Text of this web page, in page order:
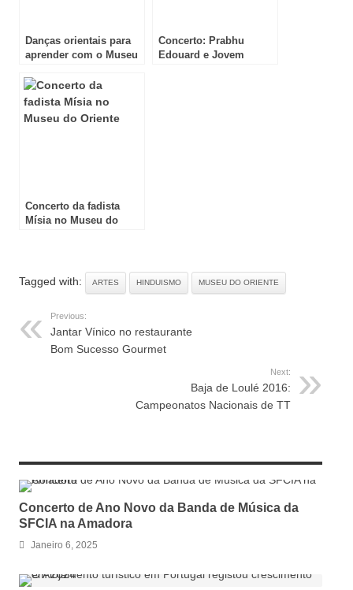
Danças orientais para
aprender com o Museu
Concerto: Prabhu
Edouard e Jovem
Concerto da fadista
Mísia no Museu do
Tagged with: ARTES HINDUISMO MUSEU DO ORIENTE
Previous:
Jantar Vínico no restaurante
Bom Sucesso Gourmet
Next:
Baja de Loulé 2016:
Campeonatos Nacionais de TT
Concerto de Ano Novo da Banda de Música da
SFCIA na Amadora
Janeiro 6, 2025